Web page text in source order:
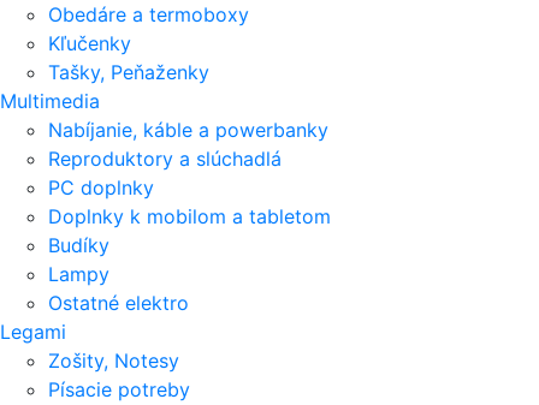
Obedáre a termoboxy
Kľučenky
Tašky, Peňaženky
Multimedia
Nabíjanie, káble a powerbanky
Reproduktory a slúchadlá
PC doplnky
Doplnky k mobilom a tabletom
Budíky
Lampy
Ostatné elektro
Legami
Zošity, Notesy
Písacie potreby